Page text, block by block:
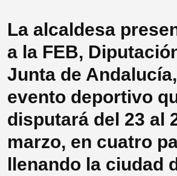
La alcaldesa
a la FEB,
Junta de
evento deportivo
disputará del 23 al
marzo, en cuatro
llenando la ciudad